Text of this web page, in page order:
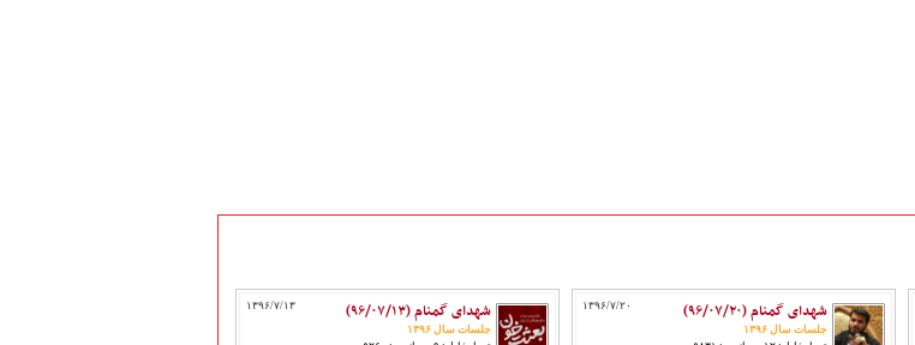
۱۳۹۶/۷/۲۰ شهدای گمنام (۹۶/۰۷/۲۰)
جلسات سال ۱۳۹۶
۱۳۹۶/۷/۱۳ شهدای گمنام (۹۶/۰۷/۱۳)
جلسات سال ۱۳۹۶